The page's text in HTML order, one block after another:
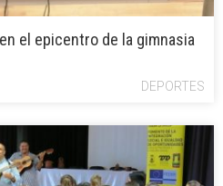
el epicentro de la gimnasia
DEPORTES